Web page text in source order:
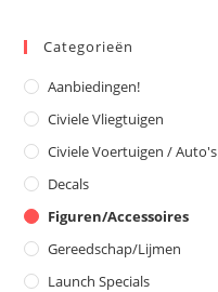
Categorieën
Aanbiedingen!
Civiele Vliegtuigen
Civiele Voertuigen / Auto's
Decals
Figuren/Accessoires
Gereedschap/Lijmen
Launch Specials